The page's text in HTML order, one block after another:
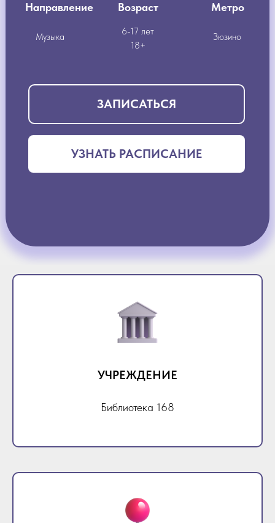
Направление
Музыка
Возраст
6-17 лет
18+
Метро
Зюзино
УЗНАТЬ РАСПИСАНИЕ
ЗАПИСАТЬСЯ
УЧРЕЖДЕНИЕ
Библиотека 168